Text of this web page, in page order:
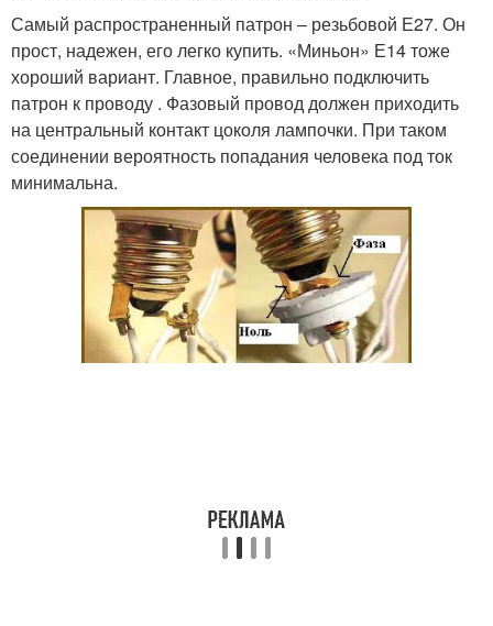
Самый распространенный патрон – резьбовой Е27. Он
прост, надежен, его легко купить. «Миньон» Е14 тоже
хороший вариант. Главное, правильно подключить
патрон к проводу . Фазовый провод должен приходить
на центральный контакт цоколя лампочки. При таком
соединении вероятность попадания человека под ток
минимальна.